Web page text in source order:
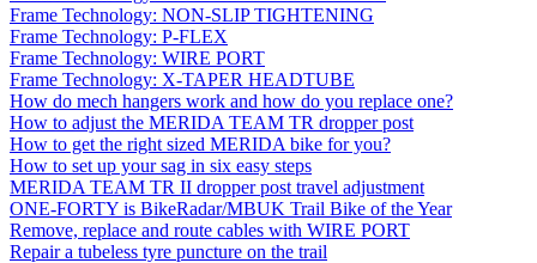
Frame Technology: NON-SLIP TIGHTENING
Frame Technology: P-FLEX
Frame Technology: WIRE PORT
Frame Technology: X-TAPER HEADTUBE
How do mech hangers work and how do you replace one?
How to adjust the MERIDA TEAM TR dropper post
How to get the right sized MERIDA bike for you?
How to set up your sag in six easy steps
MERIDA TEAM TR II dropper post travel adjustment
ONE-FORTY is BikeRadar/MBUK Trail Bike of the Year
Remove, replace and route cables with WIRE PORT
Repair a tubeless tyre puncture on the trail